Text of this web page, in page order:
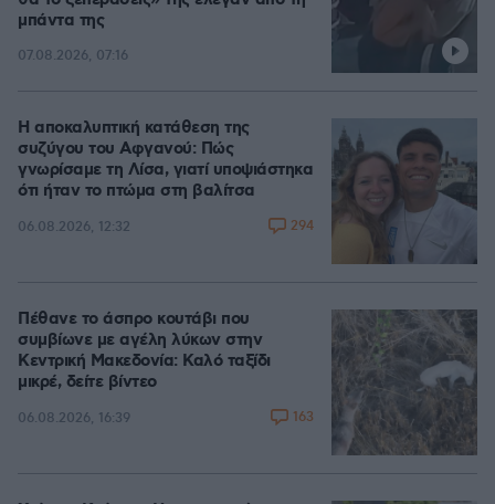
μπάντα της
07.08.2026, 07:16
Η αποκαλυπτική κατάθεση της
συζύγου του Αφγανού: Πώς
γνωρίσαμε τη Λίσα, γιατί υποψιάστηκα
ότι ήταν το πτώμα στη βαλίτσα
06.08.2026, 12:32 294
Πέθανε το άσπρο κουτάβι που
συμβίωνε με αγέλη λύκων στην
Κεντρική Μακεδονία: Καλό ταξίδι
μικρέ, δείτε βίντεο
06.08.2026, 16:39 163